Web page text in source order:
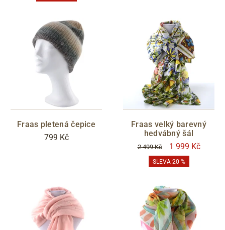
Fraas pletená čepice
799 Kč
Fraas velký barevný
hedvábný šál
2 499 Kč 1 999 Kč
SLEVA 20 %